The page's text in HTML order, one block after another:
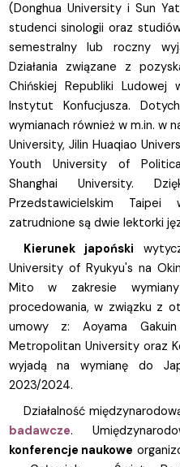
(Donghua University i Sun
studenci sinologii oraz
semestralny lub roczny
Działania związane z
Chińskiej Republiki Ludowej
Instytut Konfucjusza.
wymianach również w m.in. w
University, Jilin Huaqiao
Youth University of
Shanghai University.
Przedstawicielskim
zatrudnione są dwie lektorki
Kierunek japoński
University of Ryukyu's na
Mito w zakresie
procedowania, w związku z
umowy z: Aoyama
Metropolitan University oraz
wyjadą na wymianę do
2023/2024.
Działalność
badawcze.
konferencje naukowe